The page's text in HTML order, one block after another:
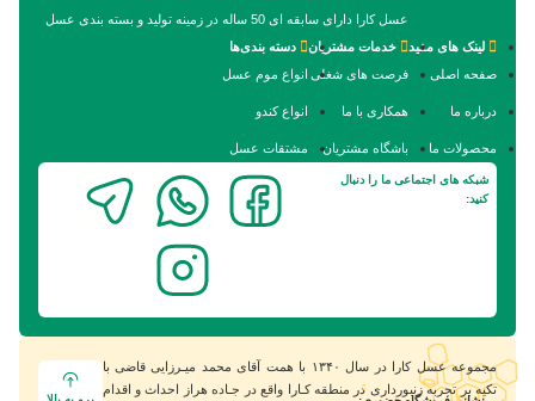
عسل کارا دارای سابقه ای 50 ساله در زمینه تولید و بسته بندی عسل
لینک های مفید
صفحه اصلی
درباره ما
محصولات ما
خدمات مشتریان
فرصت های شغلی
همکاری با ما
باشگاه مشتریان
دسته بندی‌ها
انواع موم عسل
انواع کندو
مشتقات عسل
شبکه های اجتماعی ما را دنبال
کنید:
مجموعه عسل کارا در سال ۱۳۴٠ با همت آقای محمد میـرزایی قاضی با
تکیه بر تجربه زنبورداری در منطقه کـارا واقع در جـاده هراز احداث و اقدام